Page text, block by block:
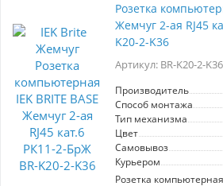
любому интерьерам.
палитра и
позволяют создать
и реализовать любые
Выбор IEK BRITE — это
стиля, качества и
современного
Розетка
Жемчуг 2-ая RJ45
K20-2-K36
Артикул: BR-K20-2-K36
Производитель
Способ монтажа
Тип механизма
Цвет
Самовывоз
Курьером
Розетка